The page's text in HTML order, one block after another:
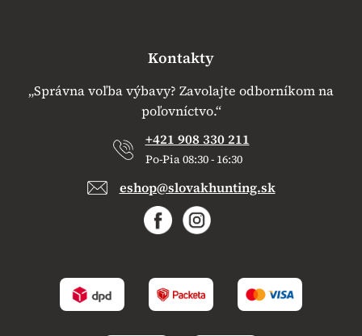
Kontakty
„Správna voľba výbavy? Zavolajte odborníkom na
poľovníctvo.“
+421 908 330 211
Po-Pia 08:30 - 16:30
eshop@slovakhunting.sk